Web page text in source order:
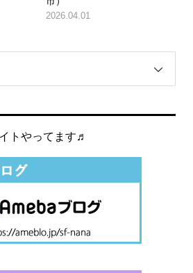
2026.04.01
トやってます♬